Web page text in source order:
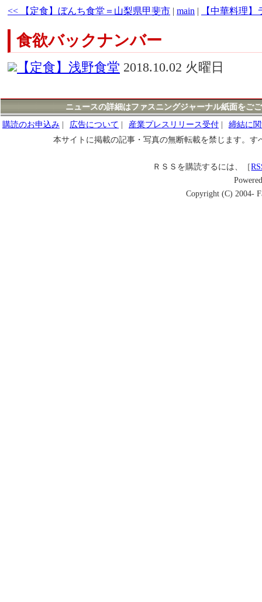
<< 【定食】ぼんち食堂＝山梨県甲斐市 | main | 【中華料理
食欲バックナンバー
【定食】浅野食堂 2018.10.02 火曜日
ニュースの詳細はファスニングジャーナル紙面をご
購読のお申込み
広告について 産業プレスリリース受付
締結に
本サイトに掲載の記事・写真の無断転載を禁じます。
ＲＳＳを購読するには、［
Copyright (C) 2004-